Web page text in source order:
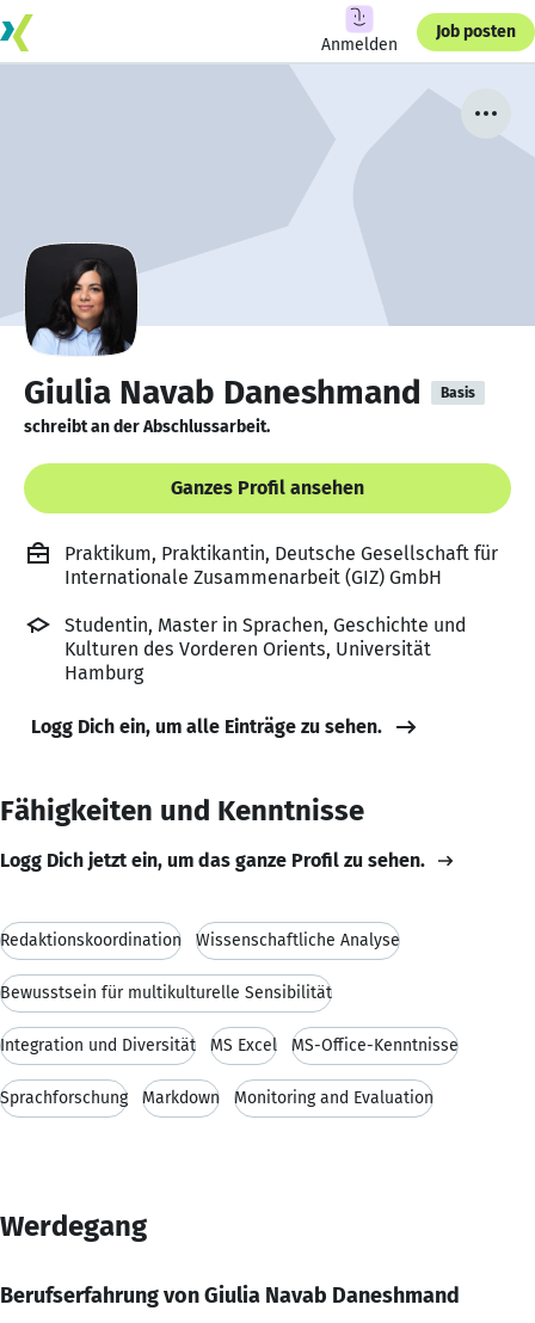
Anmelden
Job posten
Giulia Navab Daneshmand Basis
schreibt an der Abschlussarbeit.
Ganzes Profil ansehen
Praktikum, Praktikantin, Deutsche Gesellschaft für
Internationale Zusammenarbeit (GIZ) GmbH
Studentin, Master in Sprachen, Geschichte und
Kulturen des Vorderen Orients, Universität
Hamburg
Logg Dich ein, um alle Einträge zu sehen.
Fähigkeiten und Kenntnisse
Logg Dich jetzt ein, um das ganze Profil zu sehen.
Redaktionskoordination Wissenschaftliche Analyse
Bewusstsein für multikulturelle Sensibilität
Integration und Diversität MS Excel MS-Office-Kenntnisse
Sprachforschung Markdown Monitoring and Evaluation
Werdegang
Berufserfahrung von Giulia Navab Daneshmand